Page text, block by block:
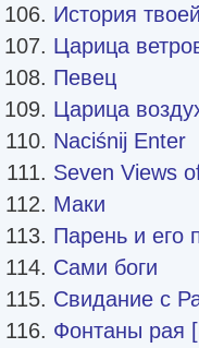
История
Царица
Певец
Царица
Naciśnij Enter
Seven Views
Маки
Парень и его
Сами боги
Свидание с
Фонтаны рая